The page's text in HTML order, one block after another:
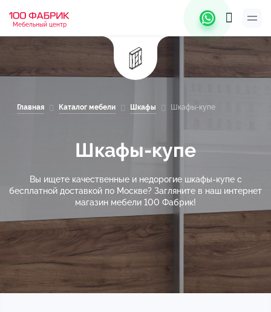
Мебельный центр
Главная Каталог мебели Шкафы Шкафы-купе
Шкафы-купе
Вы ищете качественные и недорогие шкафы-купе с
бесплатной доставкой по Москве? Загляните в наш интернет
магазин мебели 100 Фабрик!